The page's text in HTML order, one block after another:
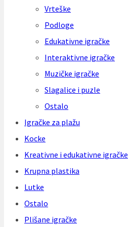
Vrteške
Podloge
Edukativne igračke
Interaktivne igračke
Muzičke igračke
Slagalice i puzle
Ostalo
Igračke za plažu
Kocke
Kreativne i edukativne igračke
Krupna plastika
Lutke
Ostalo
Plišane igračke